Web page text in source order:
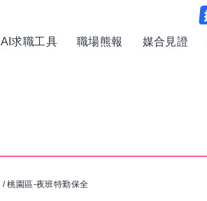
AI求職工具 職場熊報 媒合見證
/桃園區-夜班特勤保全